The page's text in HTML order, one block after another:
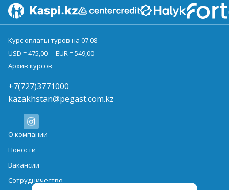
Курс оплаты туров на 07.08
USD = 475,00
EUR = 549,00
Архив курсов
+7(727)3771000
kazakhstan@pegast.com.kz
О компании
Новости
Вакансии
Сотрудничество